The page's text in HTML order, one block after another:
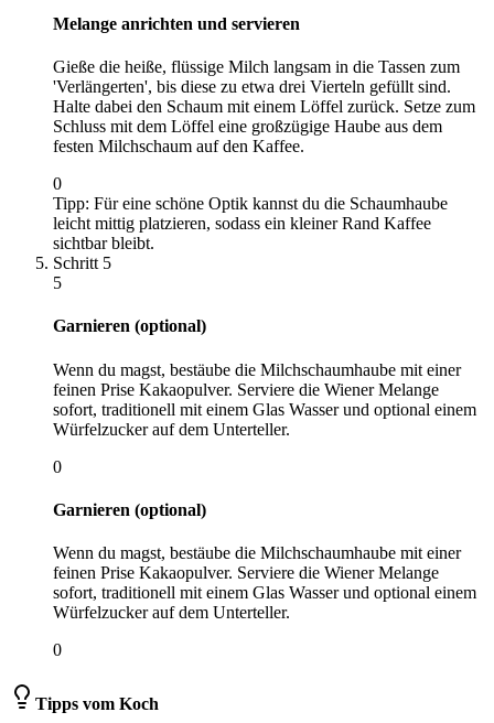
Melange anrichten und servieren
Gieße die heiße, flüssige Milch langsam in die Tassen zum
'Verlängerten', bis diese zu etwa drei Vierteln gefüllt sind.
Halte dabei den Schaum mit einem Löffel zurück. Setze zum
Schluss mit dem Löffel eine großzügige Haube aus dem
festen Milchschaum auf den Kaffee.
0
Tipp: Für eine schöne Optik kannst du die Schaumhaube
leicht mittig platzieren, sodass ein kleiner Rand Kaffee
sichtbar bleibt.
Schritt 5
5
Garnieren (optional)
Wenn du magst, bestäube die Milchschaumhaube mit einer
feinen Prise Kakaopulver. Serviere die Wiener Melange
sofort, traditionell mit einem Glas Wasser und optional einem
Würfelzucker auf dem Unterteller.
0
Garnieren (optional)
Wenn du magst, bestäube die Milchschaumhaube mit einer
feinen Prise Kakaopulver. Serviere die Wiener Melange
sofort, traditionell mit einem Glas Wasser und optional einem
Würfelzucker auf dem Unterteller.
0
Tipps vom Koch